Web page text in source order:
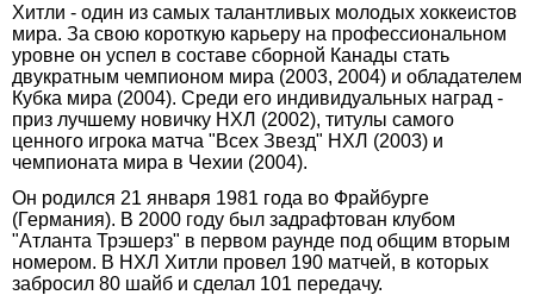
Хитли - один из самых талантливых молодых хоккеистов
мира. За свою короткую карьеру на профессиональном
уровне он успел в составе сборной Канады стать
двукратным чемпионом мира (2003, 2004) и обладателем
Кубка мира (2004). Среди его индивидуальных наград -
приз лучшему новичку НХЛ (2002), титулы самого
ценного игрока матча "Всех Звезд" НХЛ (2003) и
чемпионата мира в Чехии (2004).
Он родился 21 января 1981 года во Фрайбурге
(Германия). В 2000 году был задрафтован клубом
"Атланта Трэшерз" в первом раунде под общим вторым
номером. В НХЛ Хитли провел 190 матчей, в которых
забросил 80 шайб и сделал 101 передачу.